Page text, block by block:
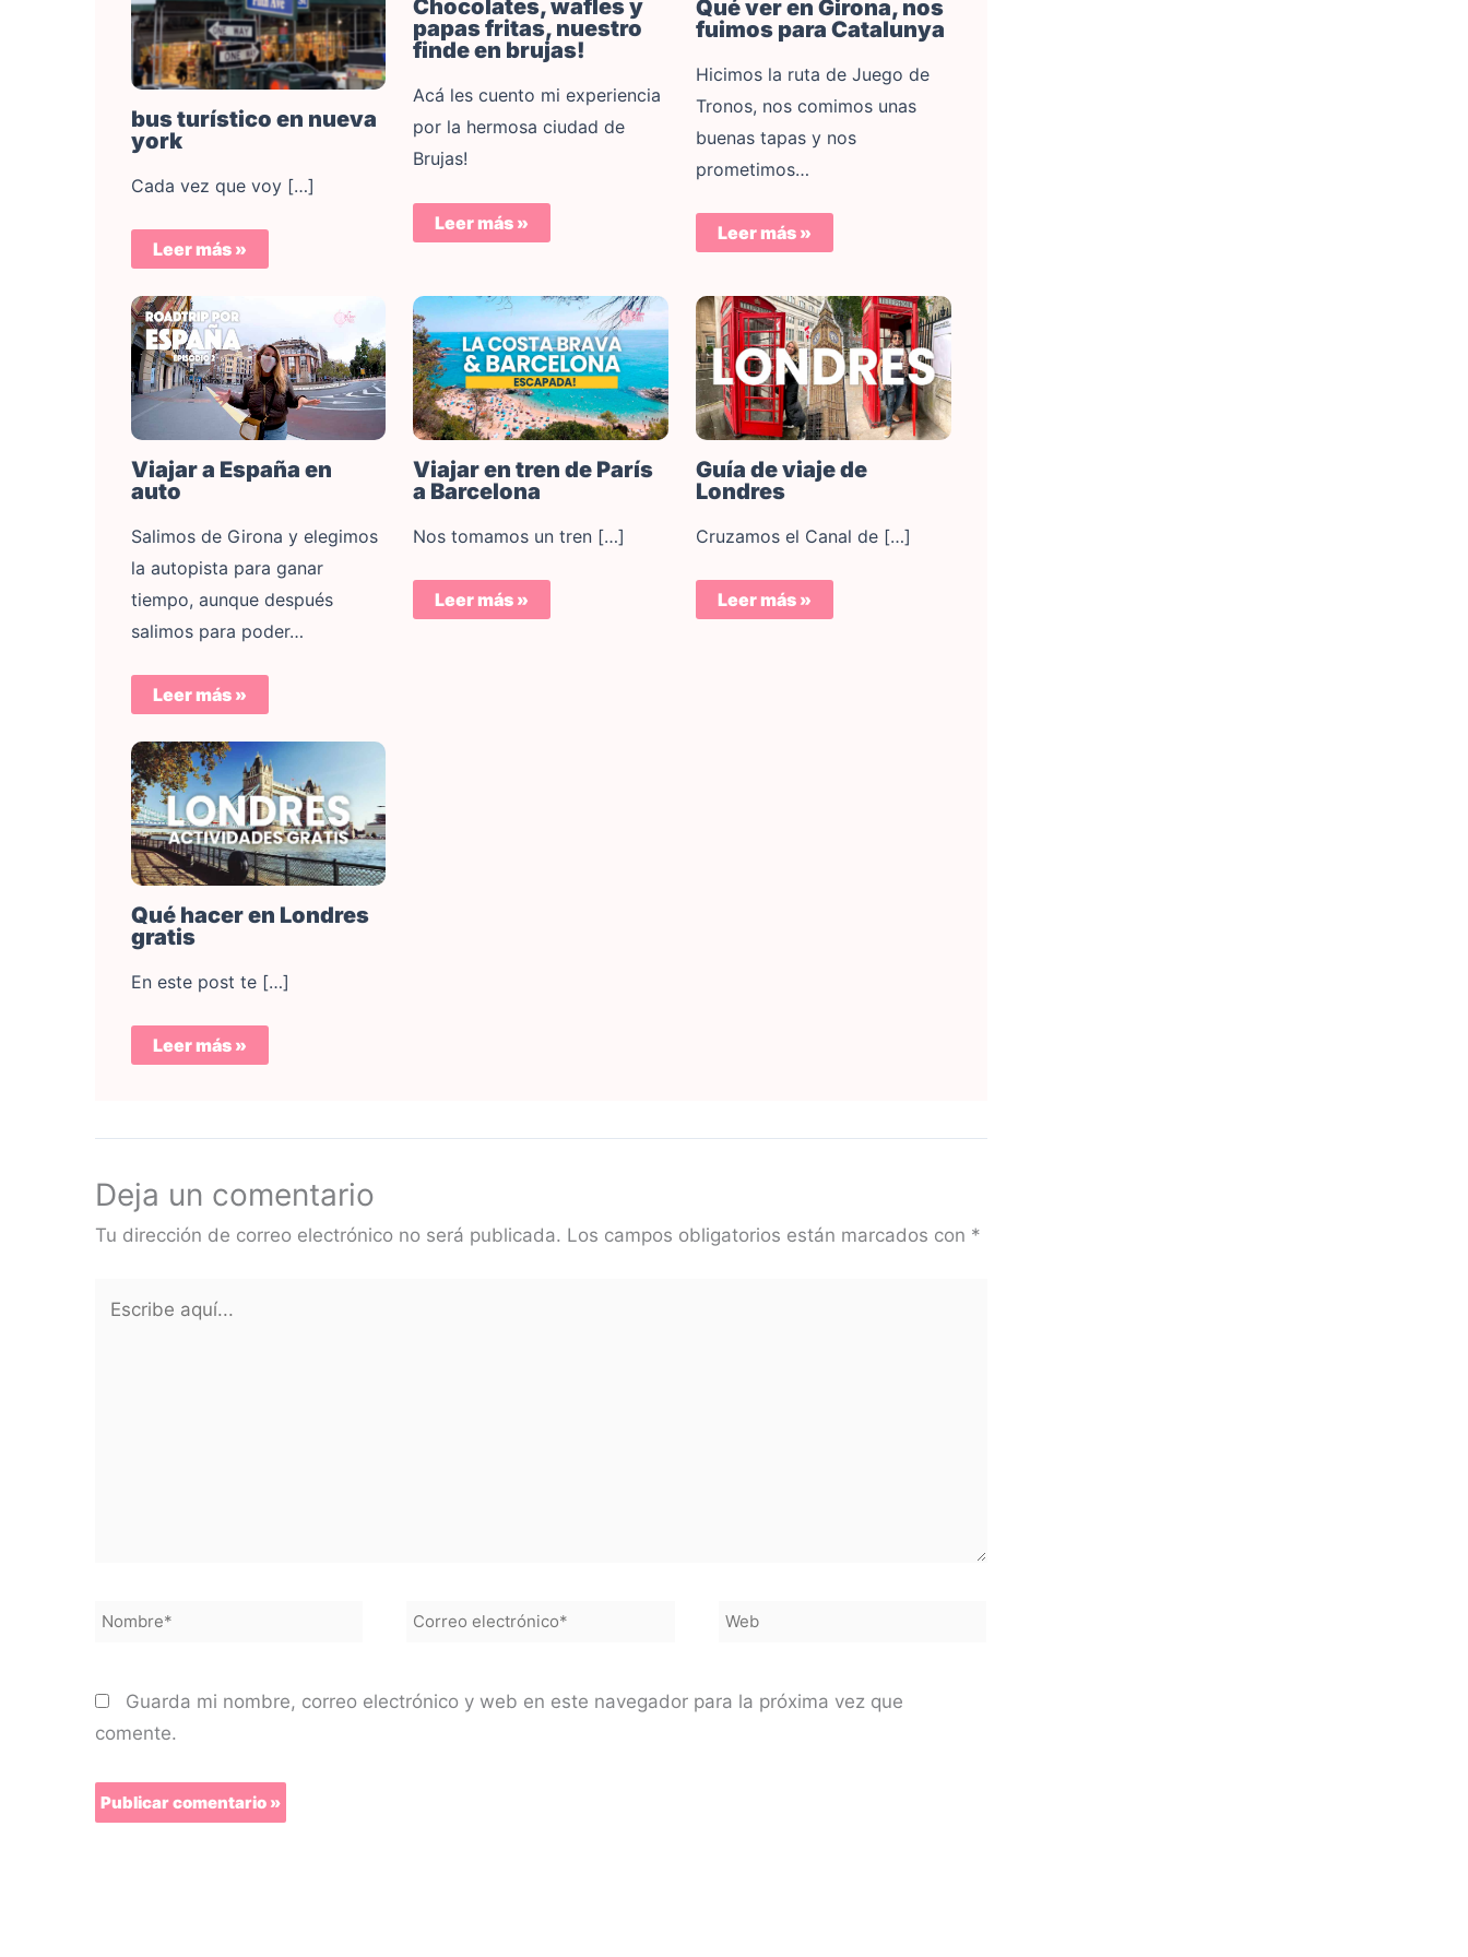
bus turístico en nueva
york
Cada vez que voy […]
Leer más »
Chocolates, wafles y
papas fritas, nuestro
finde en brujas!
Acá les cuento mi experiencia
por la hermosa ciudad de
Brujas!
Leer más »
Qué ver en Girona, nos
fuimos para Catalunya
Hicimos la ruta de Juego de
Tronos, nos comimos unas
buenas tapas y nos
prometimos…
Leer más »
Viajar a España en
auto
Salimos de Girona y elegimos
la autopista para ganar
tiempo, aunque después
salimos para poder…
Leer más »
Viajar en tren de París
a Barcelona
Nos tomamos un tren […]
Leer más »
Guía de viaje de
Londres
Cruzamos el Canal de […]
Leer más »
Qué hacer en Londres
gratis
En este post te […]
Leer más »
Deja un comentario
Tu dirección de correo electrónico no será publicada. Los campos obligatorios están marcados con *
Nombre*
Correo
Web
Guarda mi nombre, correo electrónico y web en este navegador para la próxima vez que
comente.